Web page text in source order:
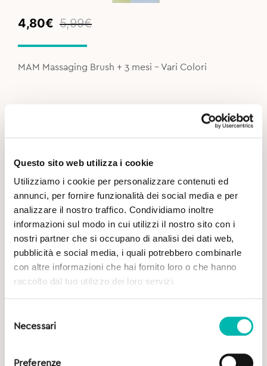
Questo sito web utilizza i cookie
Utilizziamo i cookie per personalizzare contenuti ed
annunci, per fornire funzionalità dei social media e per
analizzare il nostro traffico. Condividiamo inoltre
informazioni sul modo in cui utilizzi il nostro sito con i
nostri partner che si occupano di analisi dei dati web,
pubblicità e social media, i quali potrebbero combinarle
con altre informazioni che hai fornito loro o che hanno
raccolto dal tuo utilizzo dei loro servizi.
delNecessari
Preferenze
5,99€
Original
was:
5,99€.
4,80€
Current
is:
4,80€.
MAM Massaging Brush + 3 mesi - Vari Colori